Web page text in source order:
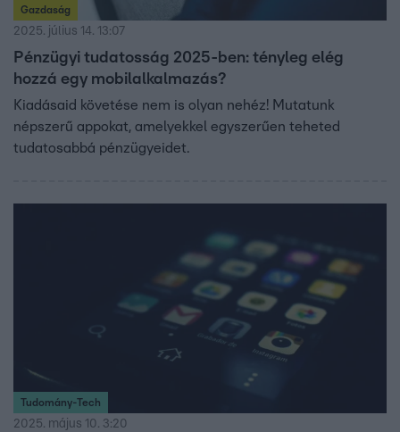
Gazdaság
2025. július 14. 13:07
Pénzügyi tudatosság 2025-ben: tényleg elég
hozzá egy mobilalkalmazás?
Kiadásaid követése nem is olyan nehéz! Mutatunk
népszerű appokat, amelyekkel egyszerűen teheted
tudatosabbá pénzügyeidet.
Tudomány-Tech
2025. május 10. 3:20